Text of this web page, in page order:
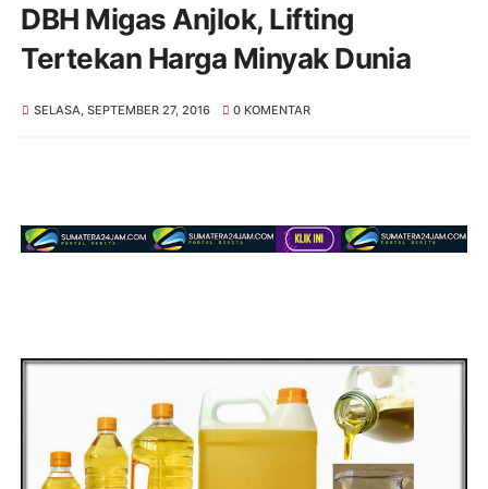
DBH Migas Anjlok, Lifting
Tertekan Harga Minyak Dunia
SELASA, SEPTEMBER 27, 2016 0 KOMENTAR